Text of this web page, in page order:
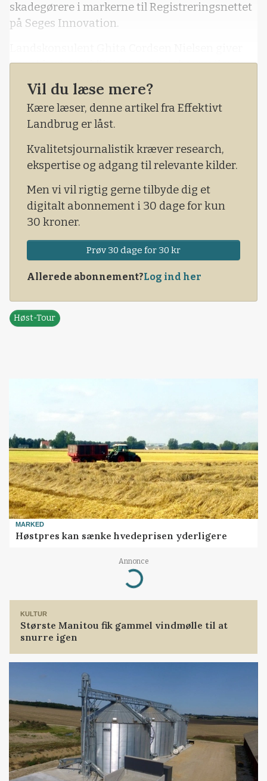
skadegørere i markerne til Registreringsnettet
på Seges Innovation.
her et kort overblik over ugens observationer
landet over.
Der er denne uge bedømt i 20 marker. Der er i
fem marker fundet angreb af majsøjeplet på
planterne havde angreb på bladet, der støtter
kolben.
Vil du læse mere?
Kære læser, denne artikel fra Effektivt
Landbrug er låst.
Kvalitetsjournalistik kræver research,
ekspertise og adgang til relevante kilder.
Men vi vil rigtig gerne tilbyde dig et
digitalt abonnement i 30 dage for kun
30 kroner.
Prøv 30 dage for 30 kr
Allerede abonnement?Log ind her
Høst-Tour
MARKED
Høstpres kan sænke hvedeprisen yderligere
Annonce
Loading...
KULTUR
Største Manitou fik gammel vindmølle til at
snurre igen